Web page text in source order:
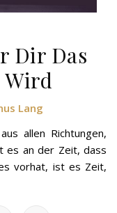
Dir Das
Wird
Lang
allen Richtungen,
es an der Zeit, dass
vorhat, ist es Zeit,